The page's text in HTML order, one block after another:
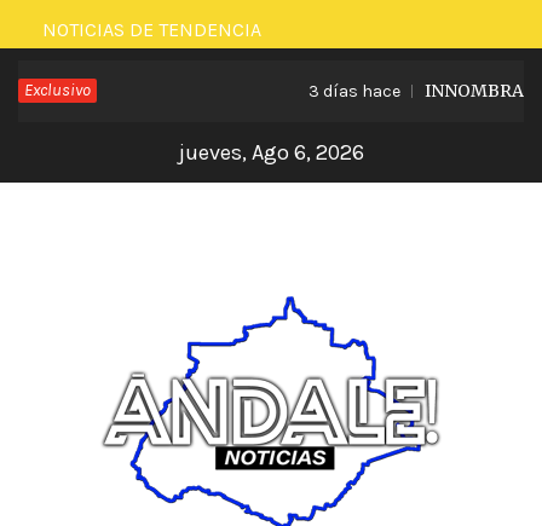
Saltar
al
contenido
NOTICIAS DE TENDENCIA
Exclusivo 3 días hace INNOMBRABLE
jueves, Ago 6, 2026